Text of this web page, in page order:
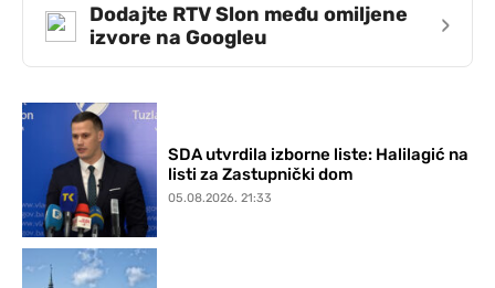
Dodajte RTV Slon među omiljene
izvore na Googleu
›
SDA utvrdila izborne liste: Halilagić na
listi za Zastupnički dom
05.08.2026. 21:33